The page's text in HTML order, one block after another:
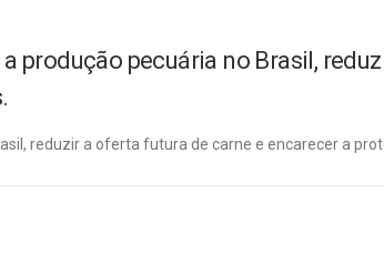
produção pecuária no Brasil,
reduzir a oferta futura de carne e encarecer a